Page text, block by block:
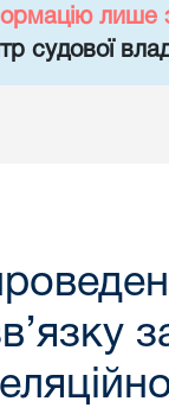
лише
судової